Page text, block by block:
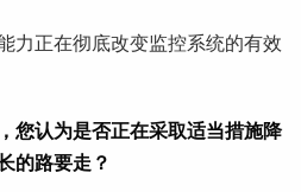
力正在彻底改变监控系统的有效
您认为是否正在采取适当措施降
的路要走？